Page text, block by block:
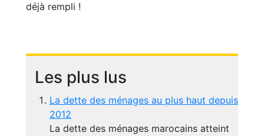
déjà rempli !
Les plus lus
La dette des ménages au plus haut depuis
2012
La dette des ménages marocains atteint